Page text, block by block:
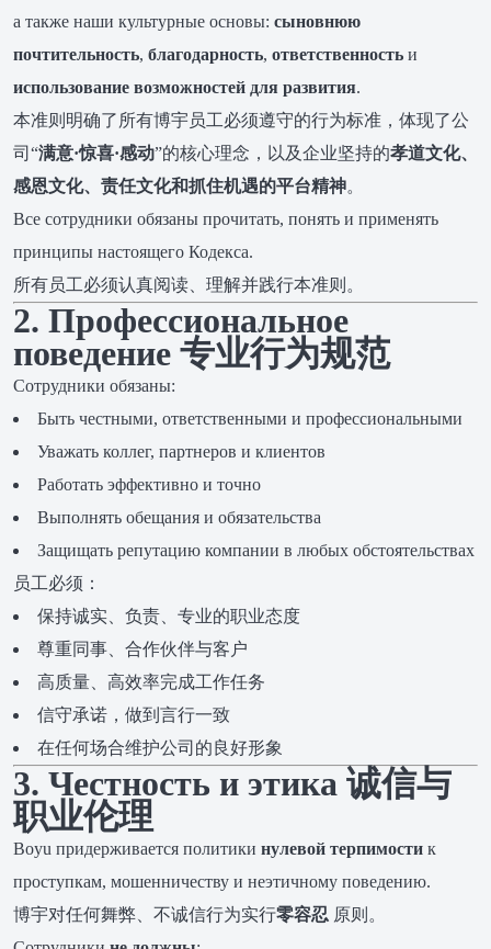
а также наши культурные основы: сыновнюю
почтительность, благодарность, ответственностьи
использование возможностей для развития.
本准则明确了所有博宇员工必须遵守的行为标准，体现了公
司“满意·惊喜·感动”的核心理念，以及企业坚持的孝道文化、
感恩文化、责任文化和抓住机遇的平台精神。
Все сотрудники обязаны прочитать, понять и применять
принципы настоящего Кодекса.
所有员工必须认真阅读、理解并践行本准则。
2. Профессиональное
поведение 专业行为规范
Сотрудники обязаны:
Быть честными, ответственными и профессиональными
Уважать коллег, партнеров и клиентов
Работать эффективно и точно
Выполнять обещания и обязательства
Защищать репутацию компании в любых обстоятельствах
员工必须：
保持诚实、负责、专业的职业态度
尊重同事、合作伙伴与客户
高质量、高效率完成工作任务
信守承诺，做到言行一致
在任何场合维护公司的良好形象
3. Честность и этика 诚信与
职业伦理
Boyu придерживается политики нулевой терпимостик
проступкам, мошенничеству и неэтичному поведению.
博宇对任何舞弊、不诚信行为实行零容忍原则。